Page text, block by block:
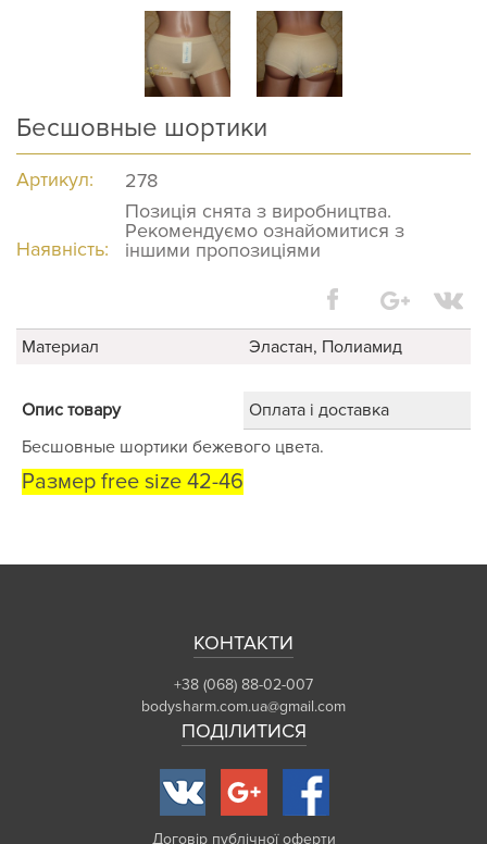
Бесшовные шортики
Артикул: 278
Наявність:
Позиція снята з виробництва.
Рекомендуємо ознайомитися з
іншими пропозиціями
Материал Эластан, Полиамид
Опис товару
Оплата і доставка
Бесшовные шортики бежевого цвета.
Размер free size 42-46
КОНТАКТИ
+38 (068) 88-02-007
bodysharm.com.ua@gmail.com
ПОДІЛИТИСЯ
Договір публічної оферти